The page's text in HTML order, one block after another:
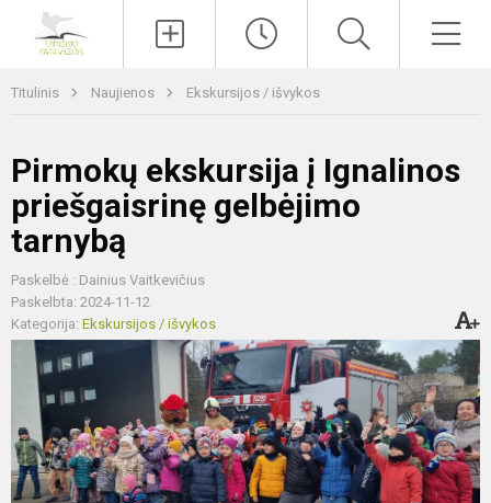
Titulinis Naujienos Ekskursijos / išvykos
Pirmokų ekskursija į Ignalinos
priešgaisrinę gelbėjimo
tarnybą
Paskelbė : Dainius Vaitkevičius
Paskelbta: 2024-11-12
Kategorija: Ekskursijos / išvykos